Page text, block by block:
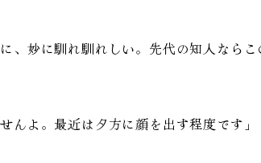
、妙に馴れ馴れしい。先代の知人なら
んよ。最近は夕方に顔を出す程度です」